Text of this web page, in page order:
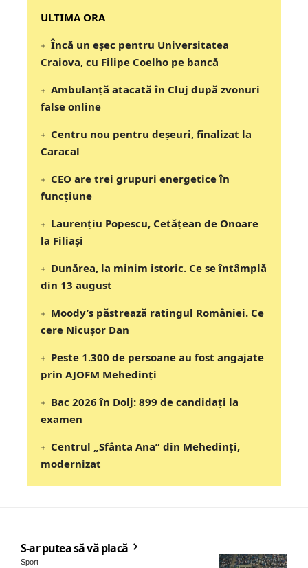
‎‎‎‎‎‎‎ULTIMA ORA
Încă un eșec pentru Universitatea
Craiova, cu Filipe Coelho pe bancă
Ambulanță atacată în Cluj după zvonuri
false online
Centru nou pentru deșeuri, finalizat la
Caracal
CEO are trei grupuri energetice în
funcțiune
Laurențiu Popescu, Cetățean de Onoare
la Filiași
Dunărea, la minim istoric. Ce se întâmplă
din 13 august
Moody’s păstrează ratingul României. Ce
cere Nicușor Dan
Peste 1.300 de persoane au fost angajate
prin AJOFM Mehedinți
Bac 2026 în Dolj: 899 de candidați la
examen
Centrul „Sfânta Ana” din Mehedinți,
modernizat
S-ar putea să vă placă
Sport